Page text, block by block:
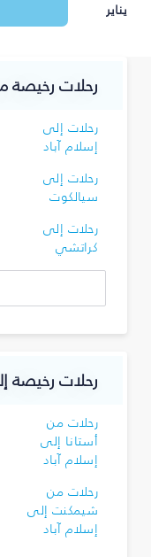
يناير
رحلات رخيصة
رحلات إلى
إسلام آباد
رحلات إلى
سيالكوت
رحلات إلى
كراتشي
رحلات رخيصة
رحلات من
أستانا إلى
إسلام آباد
رحلات من
شيمكنت إلى
إسلام آباد